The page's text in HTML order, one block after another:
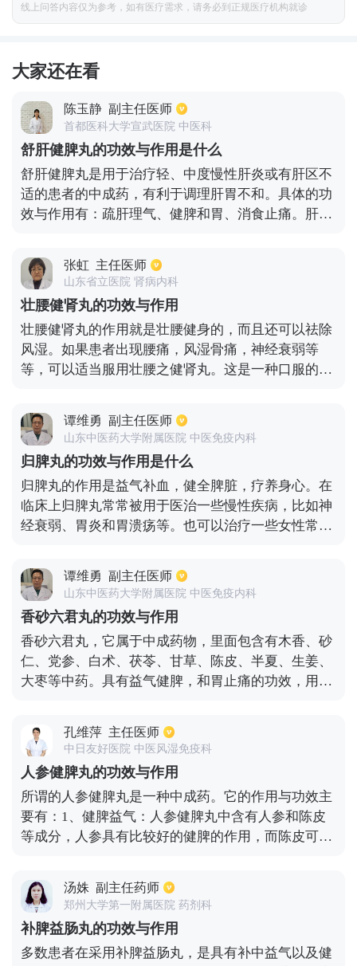
线上问答内容仅为参考，如有医疗需求，请务必到正规医疗机构就诊
大家还在看
陈玉静 副主任医师
首都医科大学宣武医院 中医科
舒肝健脾丸的功效与作用是什么
舒肝健脾丸是用于治疗轻、中度慢性肝炎或有肝区不
适的患者的中成药，有利于调理肝胃不和。具体的功
效与作用有：疏肝理气、健脾和胃、消食止痛。肝火
的患者可以服用此药。
张虹 主任医师
山东省立医院 肾病内科
壮腰健肾丸的功效与作用
壮腰健肾丸的作用就是壮腰健身的，而且还可以祛除
风湿。如果患者出现腰痛，风湿骨痛，神经衰弱等
等，可以适当服用壮腰之健肾丸。这是一种口服的药
丸，一次吃一碗就行了，一天吃2~3次。孕妇以及儿
童是不可以吃壮腰健肾丸的。患者在用药期间最好保
持清淡饮食，饭后服用即可。
谭维勇 副主任医师
山东中医药大学附属医院 中医免疫内科
归脾丸的功效与作用是什么
归脾丸的作用是益气补血，健全脾脏，疗养身心。在
临床上归脾丸常常被用于医治一些慢性疾病，比如神
经衰弱、胃炎和胃溃疡等。也可以治疗一些女性常见
于男性的话，归脾丸可以辅助治疗脾虚不固、阳痿、
早泄等疾病。除此之外，归脾丸对于难治性疾病也有
一定的治疗作用，比如可以帮助治疗系统性红斑狼
疮。因为归脾丸是一种补药，所以在使用过程中一定
不要吃生冷的东西，不然会对脾脏造成不好的影响，
削弱归睥丸的作用。
谭维勇 副主任医师
山东中医药大学附属医院 中医免疫内科
香砂六君丸的功效与作用
香砂六君丸，它属于中成药物，里面包含有木香、砂
仁、党参、白术、茯苓、甘草、陈皮、半夏、生姜、
大枣等中药。具有益气健脾，和胃止痛的功效，用于
间，忌刺激、油腻、不易消化的食物。用药3天后症
状没有缓解，应立即停药到医院进行检查。口干、舌
少津、大便干燥者，表现为恶心、呕吐、大便水泻频
频，腹部作痛等症状的肠胃炎患者不适宜服用本药。
孔维萍 主任医师
中日友好医院 中医风湿免疫科
人参健脾丸的功效与作用
所谓的人参健脾丸是一种中成药。它的作用与功效主
要有：1、健脾益气：人参健脾丸中含有人参和陈皮
等成分，人参具有比较好的健脾的作用，而陈皮可以
效果是比较好的。3、补气益阳：此药物中含有黄芪
以及白术等成分可以补充人体的中气，对于气虚的患
者有着比较好的效果。4、健脾胃，补肺肾，治疗脾
胃虚弱：如果患者有脾胃虚弱或者消化不良等症状的
汤姝 副主任药师
郑州大学第一附属医院 药剂科
补脾益肠丸的功效与作用
多数患者在采用补脾益肠丸，是具有补中益气以及健